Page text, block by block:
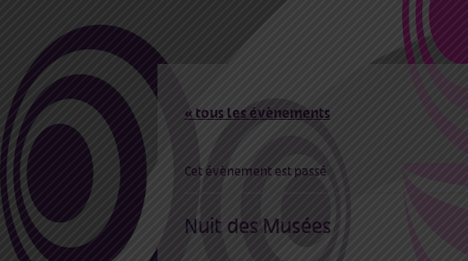
« tous les évènements
Cet évènement est passé
Nuit des Musées